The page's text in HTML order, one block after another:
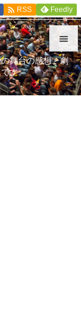


メニュ

 RSS Feedly
舞台の感想、劇
す。